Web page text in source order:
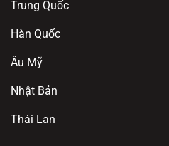
Trung Quốc
Hàn Quốc
Âu Mỹ
Nhật Bản
Thái Lan